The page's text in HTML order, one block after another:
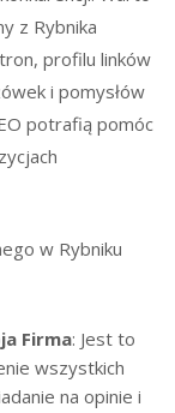
z Rybnika
profilu linków
i pomysłów
potrafią pomóc
w Rybniku
Firma: Jest to
wszystkich
na opinie i